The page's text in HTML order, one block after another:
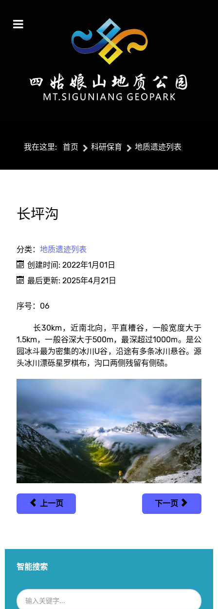
我在这里: 首页 科研保育 地质遗迹列表
长坪沟
分类： 地质遗迹列表
创建时间: 2022年1月01日
最后更新: 2025年4月21日
序号：06
长30km，近南北向，平直槽谷，一般宽度大于
1.5km，一般谷深大于500m，最深超过1000m。是公
园冰斗最为密集的冰川U谷，沿途有多条冰川悬谷。源
头冰川漂砾星罗棋布，沟口两侧残留有侧碛。
上一页 下一页
智能搜索